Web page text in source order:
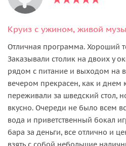
Отличная программа. Хороший
Заказывали столик на двоих у
рядом с питание и выходом на
вечером прекрасен, как и днем
переживали за шведский стол,
вкусно. Очереди не было всем
вода и приветственный бокал
бара за деньги, все отлично и